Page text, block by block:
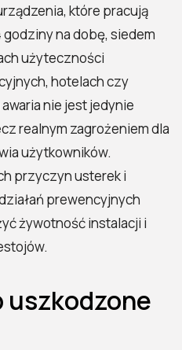
które pracują
na dobę, siedem
użyteczności
hotelach czy
nie jest jedynie
realnym zagrożeniem dla
użytkowników.
przyczyn usterek i
prewencyjnych
żywotność instalacji i
uszkodzone